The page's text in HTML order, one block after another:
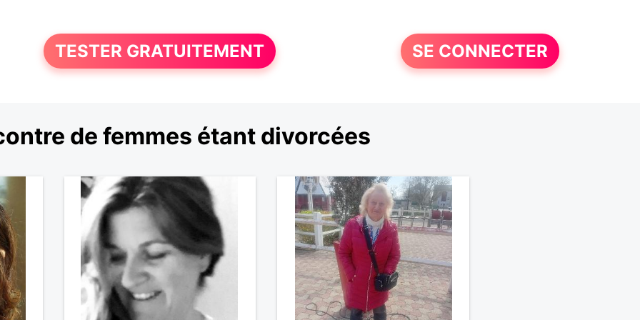
TESTER GRATUITEMENT SE CONNECTER
de femmes étant divorcées